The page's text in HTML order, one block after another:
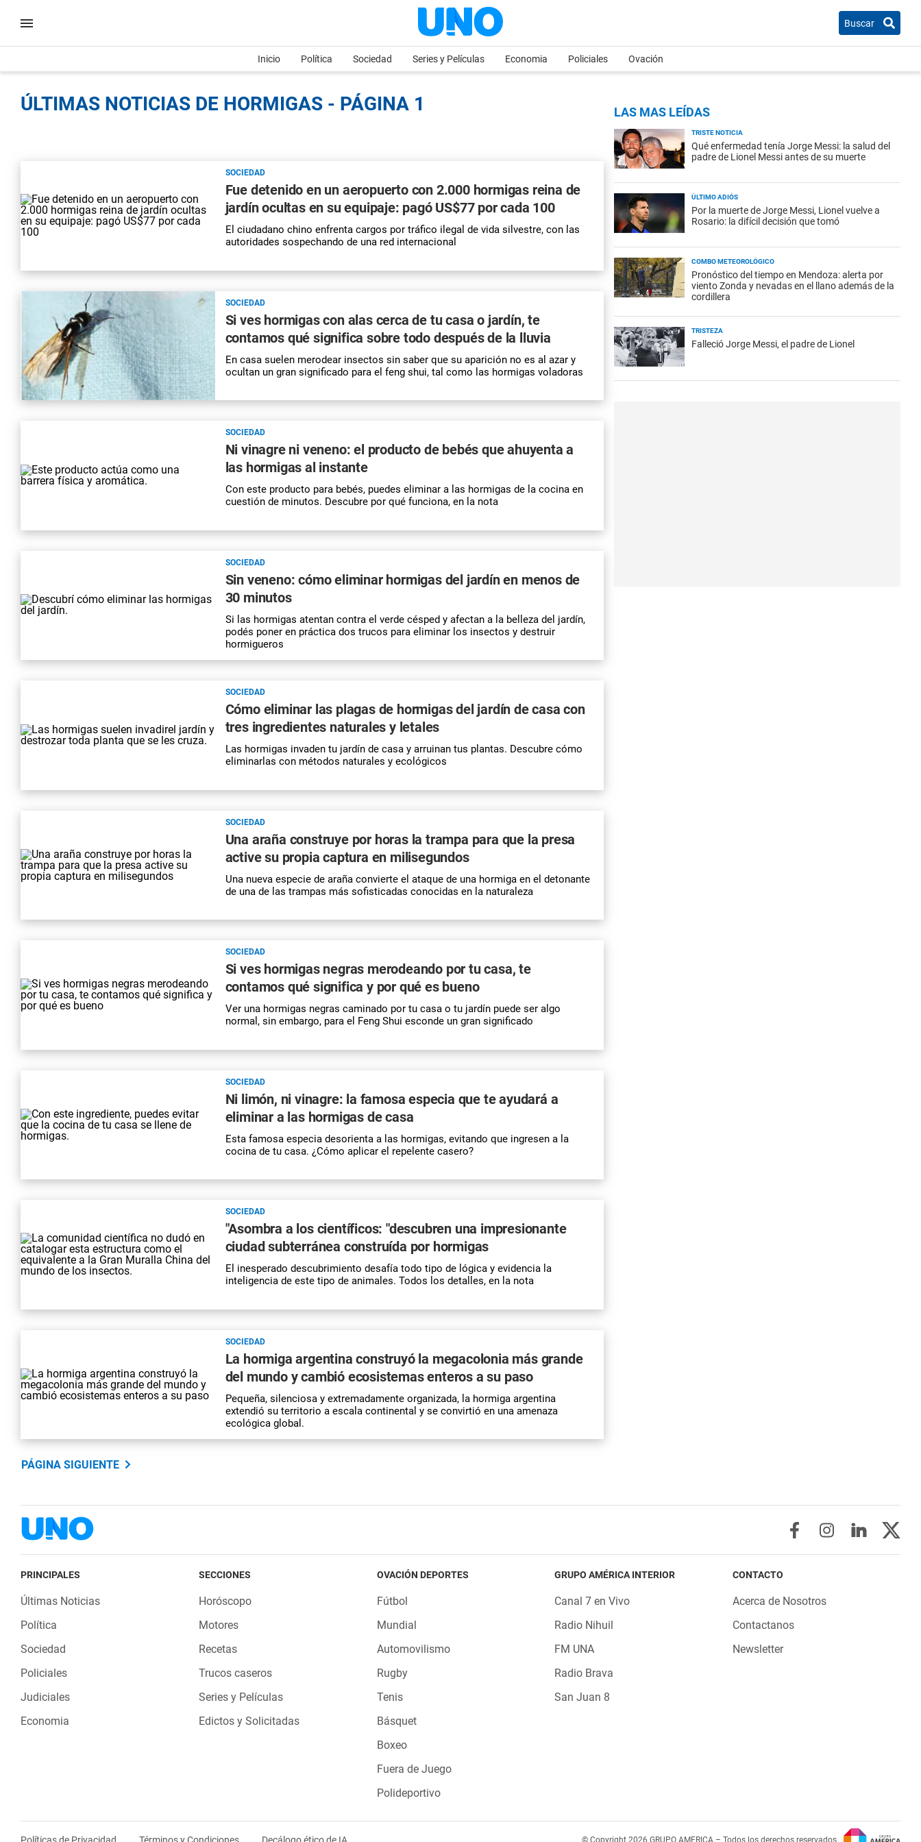
Buscar
Inicio Política Sociedad Series y Películas Economia Policiales Ovación
ÚLTIMAS NOTICIAS DE HORMIGAS - PÁGINA 1
SOCIEDAD
Fue detenido en un aeropuerto con 2.000 hormigas reina de
jardín ocultas en su equipaje: pagó US$77 por cada 100
El ciudadano chino enfrenta cargos por tráfico ilegal de vida silvestre, con las
autoridades sospechando de una red internacional
SOCIEDAD
Si ves hormigas con alas cerca de tu casa o jardín, te
contamos qué significa sobre todo después de la lluvia
En casa suelen merodear insectos sin saber que su aparición no es al azar y
ocultan un gran significado para el feng shui, tal como las hormigas voladoras
SOCIEDAD
Ni vinagre ni veneno: el producto de bebés que ahuyenta a
las hormigas al instante
Con este producto para bebés, puedes eliminar a las hormigas de la cocina en
cuestión de minutos. Descubre por qué funciona, en la nota
SOCIEDAD
Sin veneno: cómo eliminar hormigas del jardín en menos de
30 minutos
Si las hormigas atentan contra el verde césped y afectan a la belleza del jardín,
podés poner en práctica dos trucos para eliminar los insectos y destruir
hormigueros
SOCIEDAD
Cómo eliminar las plagas de hormigas del jardín de casa con
tres ingredientes naturales y letales
Las hormigas invaden tu jardín de casa y arruinan tus plantas. Descubre cómo
eliminarlas con métodos naturales y ecológicos
SOCIEDAD
Una araña construye por horas la trampa para que la presa
active su propia captura en milisegundos
Una nueva especie de araña convierte el ataque de una hormiga en el detonante
de una de las trampas más sofisticadas conocidas en la naturaleza
SOCIEDAD
Si ves hormigas negras merodeando por tu casa, te
contamos qué significa y por qué es bueno
Ver una hormigas negras caminado por tu casa o tu jardín puede ser algo
normal, sin embargo, para el Feng Shui esconde un gran significado
SOCIEDAD
Ni limón, ni vinagre: la famosa especia que te ayudará a
eliminar a las hormigas de casa
Esta famosa especia desorienta a las hormigas, evitando que ingresen a la
cocina de tu casa. ¿Cómo aplicar el repelente casero?
SOCIEDAD
"Asombra a los científicos: "descubren una impresionante
ciudad subterránea construída por hormigas
El inesperado descubrimiento desafía todo tipo de lógica y evidencia la
inteligencia de este tipo de animales. Todos los detalles, en la nota
SOCIEDAD
La hormiga argentina construyó la megacolonia más grande
del mundo y cambió ecosistemas enteros a su paso
Pequeña, silenciosa y extremadamente organizada, la hormiga argentina
extendió su territorio a escala continental y se convirtió en una amenaza
ecológica global.
PÁGINA SIGUIENTE
LAS MAS LEÍDAS
TRISTE NOTICIA
Qué enfermedad tenía Jorge Messi: la salud del
padre de Lionel Messi antes de su muerte
ÚLTIMO ADIÓS
Por la muerte de Jorge Messi, Lionel vuelve a
Rosario: la difícil decisión que tomó
COMBO METEOROLÓGICO
Pronóstico del tiempo en Mendoza: alerta por
viento Zonda y nevadas en el llano además de la
cordillera
TRISTEZA
Falleció Jorge Messi, el padre de Lionel
PRINCIPALES
Últimas Noticias
Política
Sociedad
Policiales
Judiciales
Economia
SECCIONES
Horóscopo
Motores
Recetas
Trucos caseros
Series y Películas
Edictos y Solicitadas
OVACIÓN DEPORTES
Fútbol
Mundial
Automovilismo
Rugby
Tenis
Básquet
Boxeo
Fuera de Juego
Polideportivo
GRUPO AMÉRICA INTERIOR
Canal 7 en Vivo
Radio Nihuil
FM UNA
Radio Brava
San Juan 8
CONTACTO
Acerca de Nosotros
Contactanos
Newsletter
© Copyright 2026 GRUPO AMERICA – Todos los derechos reservados